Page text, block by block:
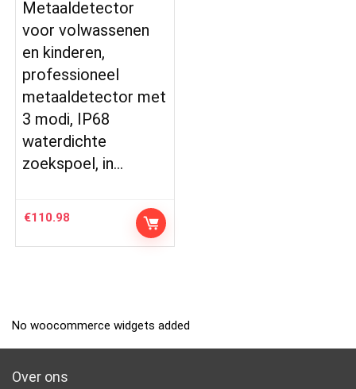
Metaaldetector
voor volwassenen
en kinderen,
professioneel
metaaldetector met
3 modi, IP68
waterdichte
zoekspoel, in…
€110.98
No woocommerce widgets added
Over ons